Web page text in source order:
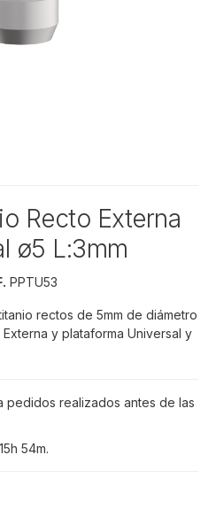
Recto Externa
ø5 L:3mm
PPTU53
rectos de 5mm de diámetro
y plataforma Universal y
pedidos realizados antes de las
15h 54m.